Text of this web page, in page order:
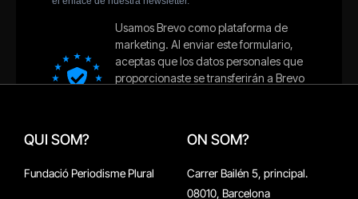
QUI SOM?
Fundació Periodisme Plural
ON SOM?
Carrer Bailén 5, principal.
08010, Barcelona